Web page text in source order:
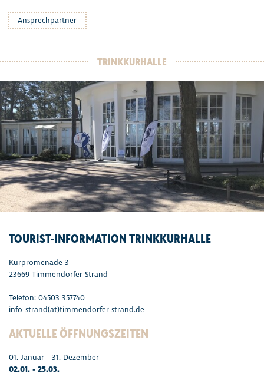
Ansprechpartner
TRINKKURHALLE
TOURIST-INFORMATION TRINKKURHALLE
Kurpromenade 3
23669 Timmendorfer Strand
Telefon: 04503 357740
info-strand(at)timmendorfer-strand.de
AKTUELLE ÖFFNUNGSZEITEN
01. Januar - 31. Dezember
02.01. - 25.03.